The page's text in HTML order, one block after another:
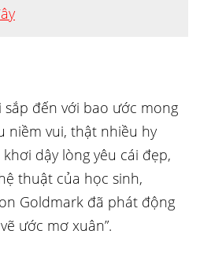
đến với bao ước mong
niềm vui, thật nhiều hy
dậy lòng yêu cái đẹp,
thuật của học sinh,
Goldmark đã phát động
ước mơ xuân”.